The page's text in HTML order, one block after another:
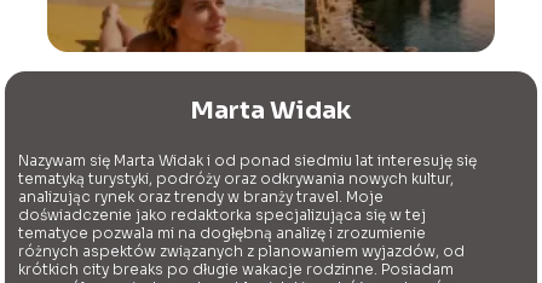
Marta Widak
Nazywam się Marta Widak i od ponad siedmiu lat interesuję się
tematyką turystyki, podróży oraz odkrywania nowych kultur,
analizując rynek oraz trendy w branży travel. Moje
doświadczenie jako redaktorka specjalizująca się w tej
tematyce pozwala mi na dogłębną analizę i zrozumienie
różnych aspektów związanych z planowaniem wyjazdów, od
krótkich city breaks po długie wakacje rodzinne. Posiadam